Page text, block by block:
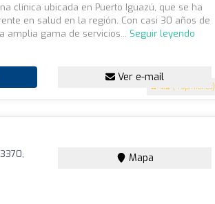
4.8 (4 opiniones)
clínica ubicada en Puerto Iguazú, que se ha
en salud en la región. Con casi 30 años de
amplia gama de servicios... Seguir leyendo
Ver e-mail
Mapa